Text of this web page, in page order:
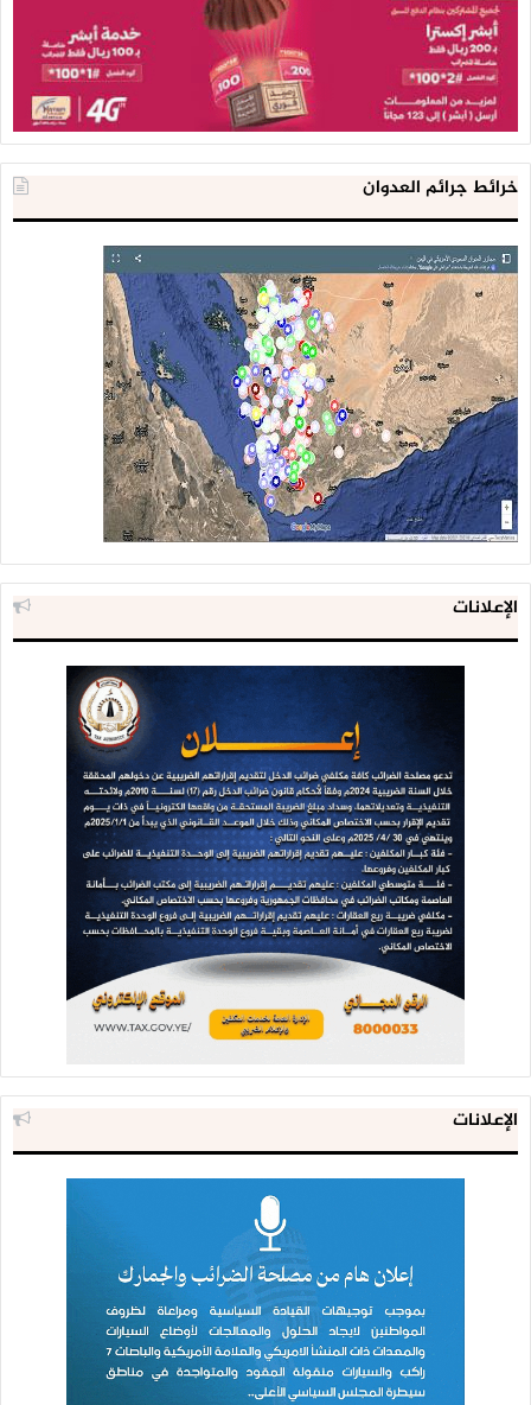
خرائط جرائم العدوان
الإعلانات
الإعلانات